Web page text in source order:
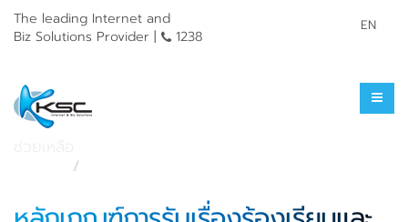
The leading Internet and
Biz Solutions Provider |
1238
EN
ร้องเรียนการใช้บริการ